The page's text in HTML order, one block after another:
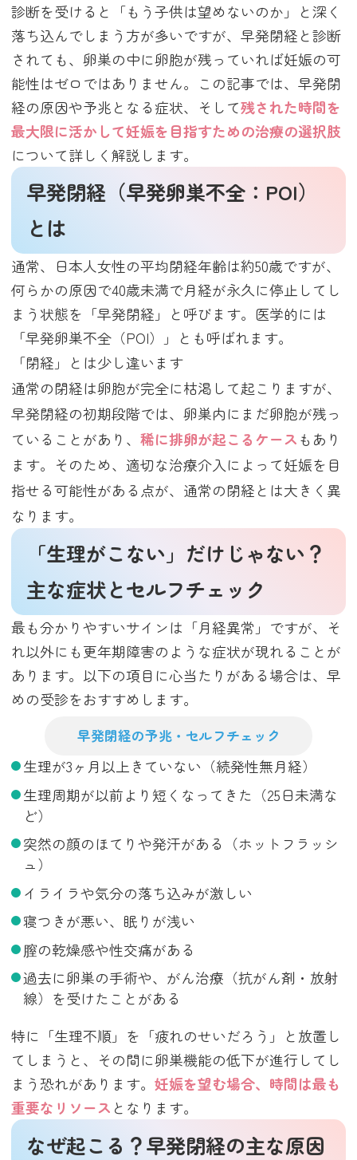
診断を受けると「もう子供は望めないのか」と深く
落ち込んでしまう方が多いですが、早発閉経と診断
されても、卵巣の中に卵胞が残っていれば妊娠の可
能性はゼロではありません。この記事では、早発閉
経の原因や予兆となる症状、そして残された時間を
最大限に活かして妊娠を目指すための治療の選択肢
について詳しく解説します。
早発閉経（早発卵巣不全：POI）
とは
通常、日本人女性の平均閉経年齢は約50歳ですが、
何らかの原因で40歳未満で月経が永久に停止してし
まう状態を「早発閉経」と呼びます。医学的には
「早発卵巣不全（POI）」とも呼ばれます。
「閉経」とは少し違います
通常の閉経は卵胞が完全に枯渇して起こりますが、
早発閉経の初期段階では、卵巣内にまだ卵胞が残っ
ていることがあり、稀に排卵が起こるケースもあり
ます。そのため、適切な治療介入によって妊娠を目
指せる可能性がある点が、通常の閉経とは大きく異
なります。
「生理がこない」だけじゃない？
主な症状とセルフチェック
最も分かりやすいサインは「月経異常」ですが、そ
れ以外にも更年期障害のような症状が現れることが
あります。以下の項目に心当たりがある場合は、早
めの受診をおすすめします。
早発閉経の予兆・セルフチェック
生理が3ヶ月以上きていない（続発性無月経）
生理周期が以前より短くなってきた（25日未満な
ど）
突然の顔のほてりや発汗がある（ホットフラッシ
ュ）
イライラや気分の落ち込みが激しい
寝つきが悪い、眠りが浅い
膣の乾燥感や性交痛がある
過去に卵巣の手術や、がん治療（抗がん剤・放射
線）を受けたことがある
特に「生理不順」を「疲れのせいだろう」と放置し
てしまうと、その間に卵巣機能の低下が進行してし
まう恐れがあります。妊娠を望む場合、時間は最も
重要なリソース となります。
なぜ起こる？早発閉経の主な原因